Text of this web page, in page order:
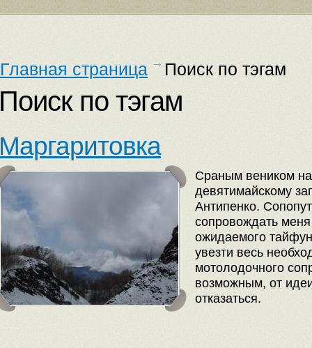
Главная страница Поиск по тэгам
по тэгам
Сраным веником
девятимайскому
Антипенко.
сопровождать
ожидаемого
увезти весь
мотолодочного
возможным, от
отказаться.